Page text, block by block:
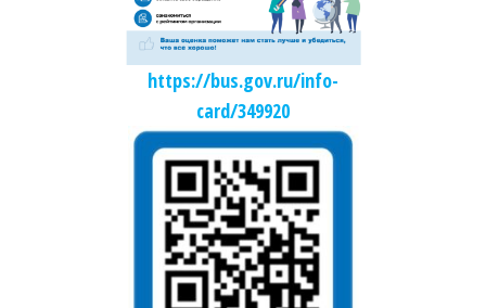
https://bus.gov.ru/info-
card/349920